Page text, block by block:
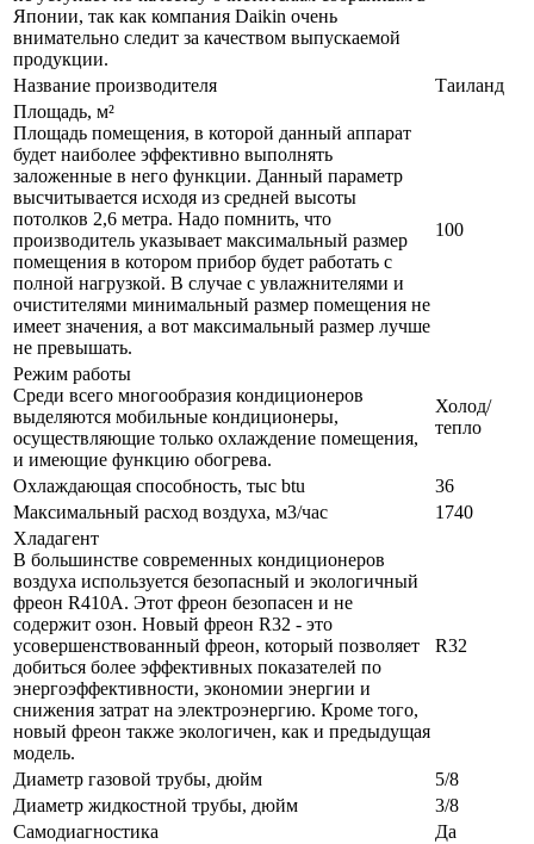
Японии, так как компания Daikin очень
внимательно следит за качеством выпускаемой
продукции.
Название производителя
Таиланд
Площадь, м²
Площадь помещения, в которой данный аппарат
будет наиболее эффективно выполнять
заложенные в него функции. Данный параметр
высчитывается исходя из средней высоты
потолков 2,6 метра. Надо помнить, что
производитель указывает максимальный размер
помещения в котором прибор будет работать с
полной нагрузкой. В случае с увлажнителями и
очистителями минимальный размер помещения не
имеет значения, а вот максимальный размер лучше
не превышать.
100
Режим работы
Среди всего многообразия кондиционеров
выделяются мобильные кондиционеры,
осуществляющие только охлаждение помещения,
и имеющие функцию обогрева.
Холод/
тепло
Охлаждающая способность, тыс btu
36
Максимальный расход воздуха, м3/час
1740
Хладагент
В большинстве современных кондиционеров
воздуха используется безопасный и экологичный
фреон R410A. Этот фреон безопасен и не
содержит озон. Новый фреон R32 - это
усовершенствованный фреон, который позволяет
добиться более эффективных показателей по
энергоэффективности, экономии энергии и
снижения затрат на электроэнергию. Кроме того,
новый фреон также экологичен, как и предыдущая
модель.
R32
Диаметр газовой трубы, дюйм
5/8
Диаметр жидкостной трубы, дюйм
3/8
Самодиагностика
Да